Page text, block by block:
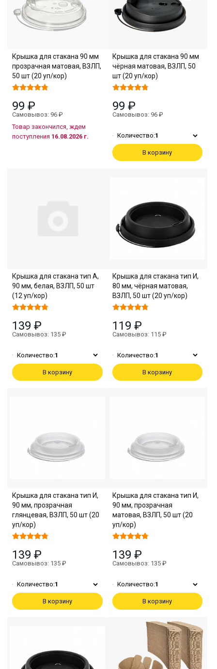
Крышка для стакана 90 мм
прозрачная матовая, ВЗЛП,
50 шт (20 уп/кор)
99 ₽
Самовывоз: 96 ₽
Товар закончился, ждем
поступления 16.08.2026 г.
Крышка для стакана 90 мм
чёрная матовая, ВЗЛП, 50
шт (20 уп/кор)
99 ₽
Самовывоз: 96 ₽
Количество:1
В корзину
Крышка для стакана тип А,
90 мм, белая, ВЗЛП, 50 шт
(12 уп/кор)
139 ₽
Самовывоз: 135 ₽
Количество:1
В корзину
Крышка для стакана тип И,
80 мм, чёрная матовая,
ВЗЛП, 50 шт (20 уп/кор)
119 ₽
Самовывоз: 115 ₽
Количество:1
В корзину
Крышка для стакана тип И,
90 мм, прозрачная
глянцевая, ВЗЛП, 50 шт (20
уп/кор)
139 ₽
Самовывоз: 135 ₽
Количество:1
В корзину
Крышка для стакана тип И,
90 мм, прозрачная
матовая, ВЗЛП, 50 шт (20
уп/кор)
139 ₽
Самовывоз: 135 ₽
Количество:1
В корзину